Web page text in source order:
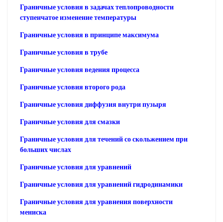
Граничные условия в задачах теплопроводности
ступенчатое изменение температуры
Граничные условия в принципе максимума
Граничные условия в трубе
Граничные условия ведения процесса
Граничные условия второго рода
Граничные условия диффузия внутри пузыря
Граничные условия для смазки
Граничные условия для течений со скольжением при
больших числах
Граничные условия для уравнений
Граничные условия для уравнений гидродинамики
Граничные условия для уравнения поверхности
мениска